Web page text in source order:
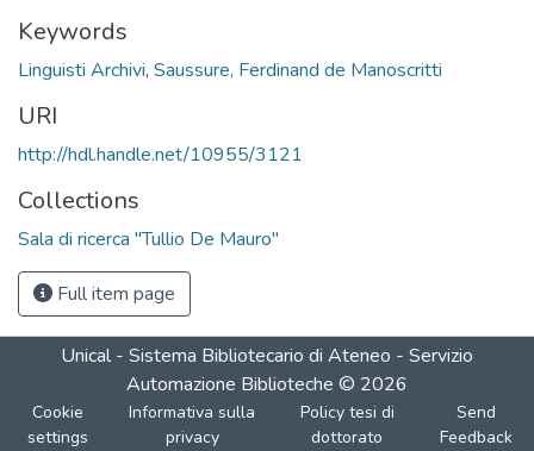
Keywords
Linguisti Archivi, Saussure, Ferdinand de Manoscritti
URI
http://hdl.handle.net/10955/3121
Collections
Sala di ricerca "Tullio De Mauro"
Full item page
Unical - Sistema Bibliotecario di Ateneo - Servizio
Automazione Biblioteche © 2026
Cookie
settings
Informativa sulla
privacy
Policy tesi di
dottorato
Send
Feedback